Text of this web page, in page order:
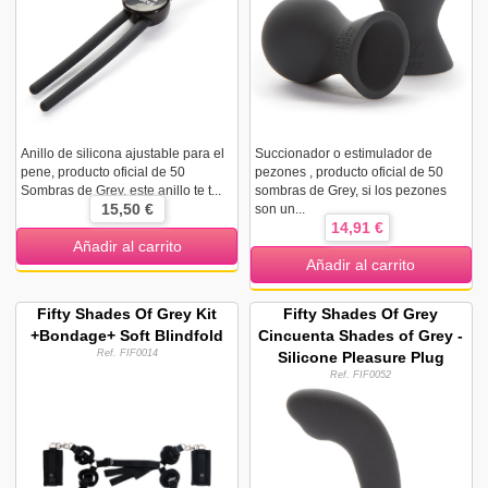
Anillo de silicona ajustable para el
pene, producto oficial de 50
Sombras de Grey, este anillo te t...
15,50 €
Añadir al carrito
Succionador o estimulador de
pezones , producto oficial de 50
sombras de Grey, si los pezones
son un...
14,91 €
Añadir al carrito
Fifty Shades Of Grey Kit
+Bondage+ Soft Blindfold
Ref. FIF0014
Fifty Shades Of Grey
Cincuenta Shades of Grey -
Silicone Pleasure Plug
Ref. FIF0052